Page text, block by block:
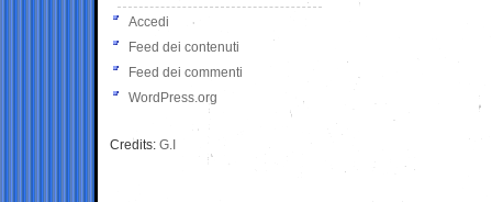
Accedi
Feed dei contenuti
Feed dei commenti
WordPress.org
Credits: G.I